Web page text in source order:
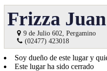
Frizza
9 de Julio 602, Pergamino
(02477) 423018
Soy dueño de este lugar y
Este lugar ha sido cerrado